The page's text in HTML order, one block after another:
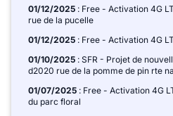
01/12/2025 : Free - Activation 4G
rue de la pucelle
01/12/2025 : Free - Activation 4G
01/10/2025 : SFR - Projet de
d2020 rue de la pomme de pin rte
01/07/2025 : Free - Activation 4G
du parc floral